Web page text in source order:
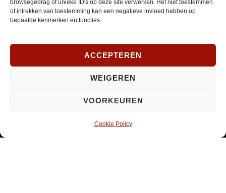
browsegedrag of unieke ID's op deze site verwerken. Het niet toestemmen
of intrekken van toestemming kan een negatieve invloed hebben op
bepaalde kenmerken en functies.
ACCEPTEREN
WEIGEREN
VOORKEUREN
Cookie Policy
Schrijf je in om onze nieuwsbrief te ontvangen.
E-
INSCHRIJVEN